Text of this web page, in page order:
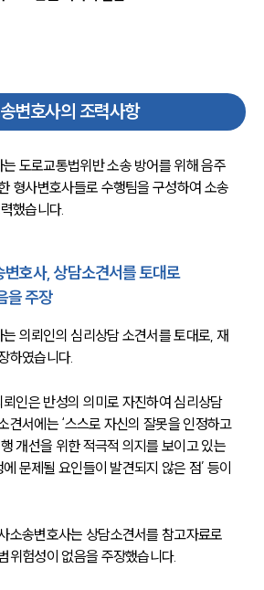
변호사의 조력사항
도로교통법위반 소송 방어를 위해 음주
형사변호사들로 수행팀을 구성하여 소송
했습니다.
호사, 상담소견서를 토대로
을 주장
의뢰인의 심리상담 소견서를 토대로, 재
하였습니다.
인은 반성의 의미로 자진하여 심리상담
견서에는 ‘스스로 자신의 잘못을 인정하고
개선을 위한 적극적 의지를 보이고 있는
문제될 요인들이 발견되지 않은 점’ 등이
소송변호사는 상담소견서를 참고자료로
위험성이 없음을 주장했습니다.